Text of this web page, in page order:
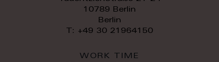
10789 Berlin
Berlin
T: +49 30 21964150
WORK TIME